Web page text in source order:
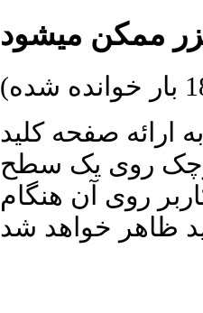
ممکن میشود
شده
)
ارائه صفحه کلید
روی یک سطح
روی آن هنگام